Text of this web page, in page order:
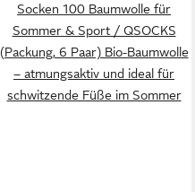
Socken 100 Baumwolle für
Sommer & Sport / QSOCKS
(Packung, 6 Paar) Bio-Baumwolle
– atmungsaktiv und ideal für
schwitzende Füße im Sommer